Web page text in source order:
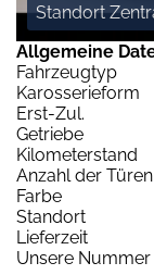
Standort
Allgemeine
Fahrzeugtyp
Karosserieform
Erst-Zul.
Getriebe
Kilometerstand
Anzahl der Türen
Farbe
Standort
Lieferzeit
Unsere Nummer